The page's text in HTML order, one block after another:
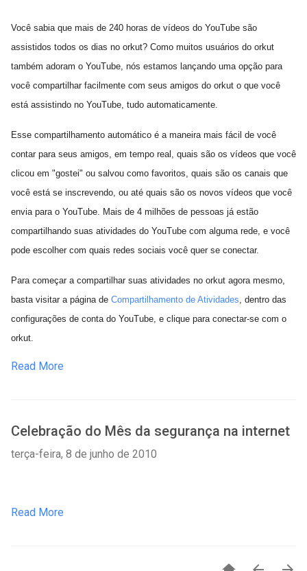
Você sabia que mais de 240 horas de vídeos do YouTube são
assistidos todos os dias no orkut? Como muitos usuários do orkut
também adoram o YouTube, nós estamos lançando uma opção para
você compartilhar facilmente com seus amigos do orkut o que você
está assistindo no YouTube, tudo automaticamente.
Esse compartilhamento automático é a maneira mais fácil de você
contar para seus amigos, em tempo real, quais são os vídeos que você
clicou em "gostei" ou salvou como favoritos, quais são os canais que
você está se inscrevendo, ou até quais são os novos vídeos que você
envia para o YouTube. Mais de 4 milhões de pessoas já estão
compartilhando suas atividades do YouTube com alguma rede, e você
pode escolher com quais redes sociais você quer se conectar.
Para começar a compartilhar suas atividades no orkut agora mesmo,
basta visitar a página de Compartilhamento de Atividades, dentro das
configurações de conta do YouTube, e clique para conectar-se com o
orkut.
Read More
Celebração do Mês da segurança na internet
terça-feira, 8 de junho de 2010
Read More